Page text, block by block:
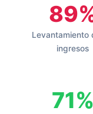
Levantamiento
ingresos
71%